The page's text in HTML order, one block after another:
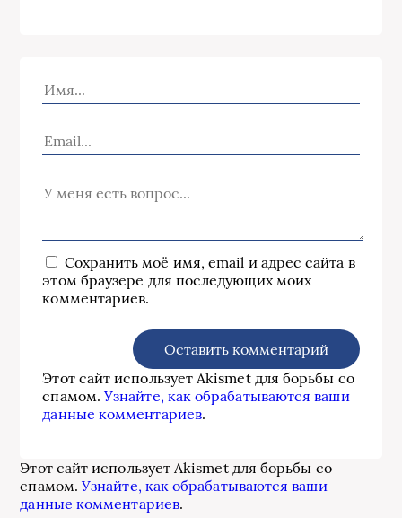
Сохранить моё имя, email и адрес сайта в
этом браузере для последующих моих
комментариев.
Этот сайт использует Akismet для борьбы со
спамом.Узнайте, как обрабатываются ваши
данные комментариев.
Этот сайт использует Akismet для борьбы со
спамом.Узнайте, как обрабатываются ваши
данные комментариев.